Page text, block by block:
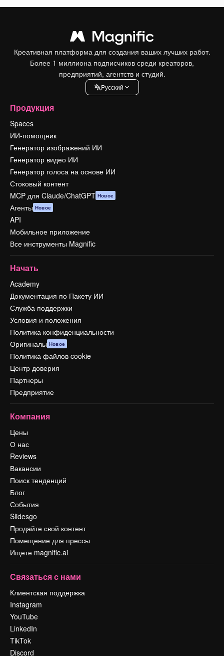
Креативная платформа для создания ваших лучших работ.
Более 1 миллиона подписчиков среди креаторов,
предприятий, агентств и студий.
Pусский
Продукция
Spaces
ИИ-помощник
Генератор изображений ИИ
Генератор видео ИИ
Генератор голоса на основе ИИ
Стоковый контент
MCP для Claude/ChatGPT Новое
Агенты Новое
API
Мобильное приложение
Все инструменты Magnific
Начать
Academy
Документация по Пакету ИИ
Служба поддержки
Условия и положения
Политика конфиденциальности
Оригиналы Новое
Политика файлов cookie
Центр доверия
Партнеры
Предприятие
Компания
Цены
О нас
Reviews
Вакансии
Поиск тенденций
Блог
События
Slidesgo
Продайте свой контент
Помещение для прессы
Ищете magnific.ai
Связаться с нами
Клиентская поддержка
Instagram
YouTube
LinkedIn
TikTok
Discord